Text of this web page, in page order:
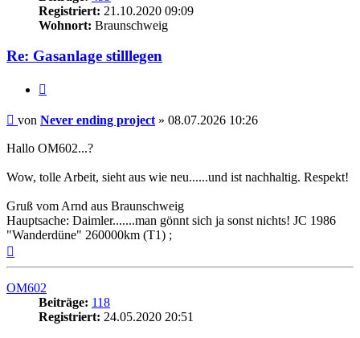
Registriert: 21.10.2020 09:09
Wohnort: Braunschweig
Re: Gasanlage stilllegen
Beitrag
von Never ending project » 08.07.2026 10:26
Hallo OM602...?
Wow, tolle Arbeit, sieht aus wie neu......und ist nachhaltig. Respekt!
Gruß vom Arnd aus Braunschweig
Hauptsache: Daimler.......man gönnt sich ja sonst nichts! JC 1986
"Wanderdüne" 260000km (T1) ;
OM602
Beiträge: 118
Registriert: 24.05.2020 20:51